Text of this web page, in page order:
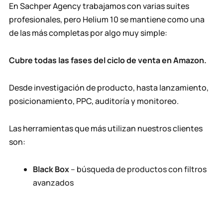
En Sachper Agency trabajamos con varias suites
profesionales, pero Helium 10 se mantiene como una
de las más completas por algo muy simple:
Cubre todas las fases del ciclo de venta en Amazon.
Desde investigación de producto, hasta lanzamiento,
posicionamiento, PPC, auditoría y monitoreo.
Las herramientas que más utilizan nuestros clientes
son:
Black Box– búsqueda de productos con filtros
avanzados